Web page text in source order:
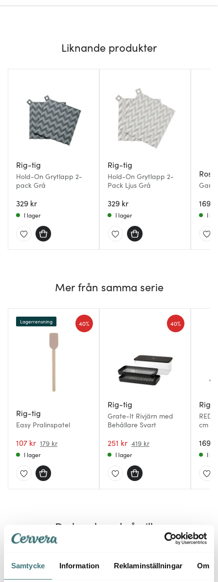
Samtycke Information Reklaminställningar Om
Liknande produkter
Rig-tig
Hold-On Grytlapp 2-
pack Grå
329 kr
I lager
Rig-tig
Hold-On Grytlapp 2-
Pack Ljus Grå
329 kr
I lager
Garn
169
I
Mer från samma serie
Rig-tig
Easy Pralinspatel
107 kr 179 kr
40%
Lagerrensning
I lager
Rig-tig
Grate-It Rivjärn med
Behållare Svart
251 kr 419 kr
40%
I lager
Rig-
cm
169
I
Du kanske också gillar